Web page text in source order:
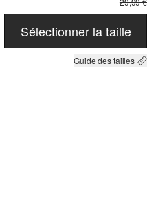
Sélectionner la taille
Guide des tailles